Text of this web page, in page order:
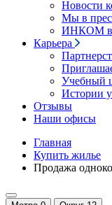
Новости
Мы в
ИНКОМ в
Карьера
Учебный
Истории
Отзывы
Наши офисы
Главная
Купить жилье
Продажа